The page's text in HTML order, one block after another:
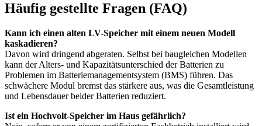
Häufig gestellte Fragen (FAQ)
Kann ich einen alten LV-Speicher mit einem neuen Modell
kaskadieren?
Davon wird dringend abgeraten. Selbst bei baugleichen Modellen
kann der Alters- und Kapazitätsunterschied der Batterien zu
Problemen im Batteriemanagementsystem (BMS) führen. Das
schwächere Modul bremst das stärkere aus, was die Gesamtleistung
und Lebensdauer beider Batterien reduziert.
Ist ein Hochvolt-Speicher im Haus gefährlich?